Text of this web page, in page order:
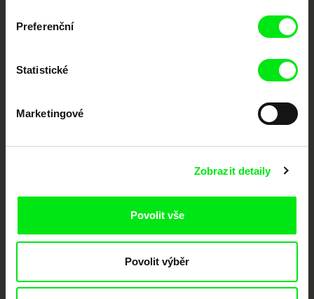
Preferenční
Statistické
Marketingové
Zobrazit detaily
Povolit vše
Povolit výběr
Against Gravity